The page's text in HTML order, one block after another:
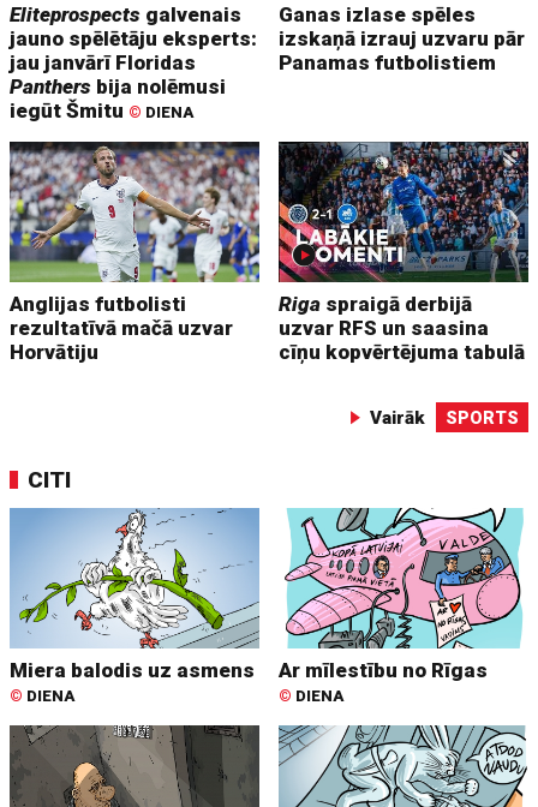
Eliteprospects galvenais
jauno spēlētāju eksperts:
jau janvārī Floridas
Panthers bija nolēmusi
iegūt Šmitu © DIENA
Ganas izlase spēles
izskaņā izrauj uzvaru pār
Panamas futbolistiem
Anglijas futbolisti
rezultatīvā mačā uzvar
Horvātiju
Riga spraigā derbijā
uzvar RFS un saasina
cīņu kopvērtējuma tabulā
Vairāk SPORTS
CITI
Miera balodis uz asmens
© DIENA
Ar mīlestību no Rīgas
© DIENA